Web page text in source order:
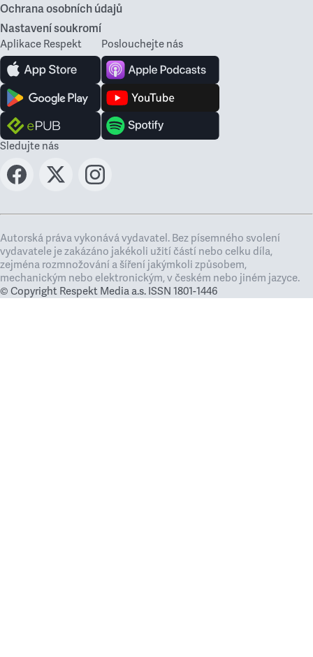
Ochrana osobních údajů
Nastavení soukromí
Aplikace Respekt Poslouchejte nás
Sledujte nás
Autorská práva vykonává vydavatel. Bez písemného svolení
vydavatele je zakázáno jakékoli užití částí nebo celku díla,
zejména rozmnožování a šíření jakýmkoli způsobem,
mechanickým nebo elektronickým, v českém nebo jiném jazyce.
© Copyright Respekt Media a.s. ISSN 1801-1446